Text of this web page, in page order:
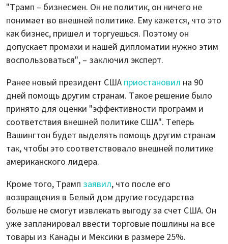
"Трамп – бизнесмен. Он не политик, он ничего не
понимает во внешней политике. Ему кажется, что это
как бизнес, пришел и торгуешься. Поэтому он
допускает промахи и нашей дипломатии нужно этим
воспользоваться", – заключил эксперт.
Ранее новый президент США приостановил на 90
дней помощь другим странам. Такое решение было
принято для оценки "эффективности программ и
соответствия внешней политике США". Теперь
Вашингтон будет выделять помощь другим странам
так, чтобы это соответствовало внешней политике
американского лидера.
Кроме того, Трамп заявил, что после его
возвращения в Белый дом другие государства
больше не смогут извлекать выгоду за счет США. Он
уже запланировал ввести торговые пошлины на все
товары из Канады и Мексики в размере 25%.